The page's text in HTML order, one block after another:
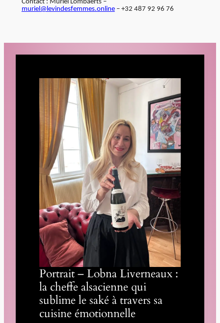
Contact : Muriel Lombaerts –
muriel@levindesfemmes.online– +32 487 92 96 76
Portrait – Lobna Liverneaux :
la cheffe alsacienne qui
sublime le saké à travers sa
cuisine émotionnelle